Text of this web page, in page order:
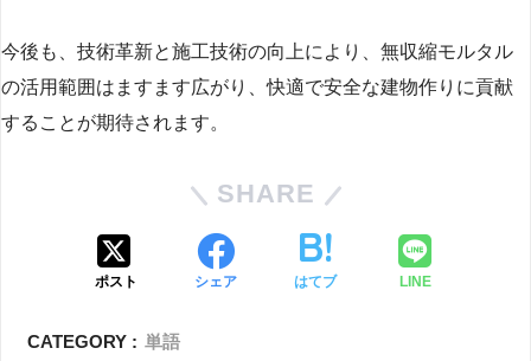
今後も、技術革新と施工技術の向上により、無収縮モルタル
の活用範囲はますます広がり、快適で安全な建物作りに貢献
することが期待されます。
SHARE
ポスト シェア はてブ LINE
CATEGORY : 単語